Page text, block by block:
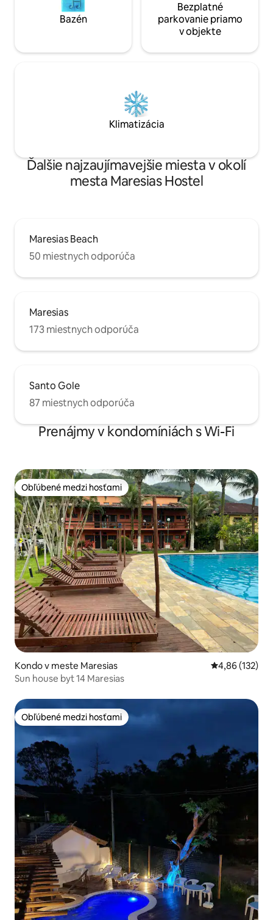
Bazén
Bezplatné
parkovanie priamo
v objekte
Klimatizácia
Ďalšie najzaujímavejšie miesta v okolí
mesta Maresias Hostel
Maresias Beach
50 miestnych odporúča
Maresias
173 miestnych odporúča
Santo Gole
87 miestnych odporúča
Prenájmy v kondomíniách s Wi-Fi
Obľúbené medzi hosťami
Obľúbené medzi hosťami
Kondo v meste Maresias Priemerné
4,86 (132)
Sun house byt 14 Maresias
Obľúbené medzi hosťami
Obľúbené medzi hosťami